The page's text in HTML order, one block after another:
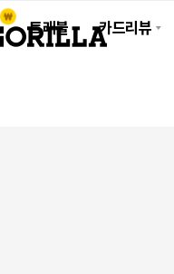
트래블 카드리뷰